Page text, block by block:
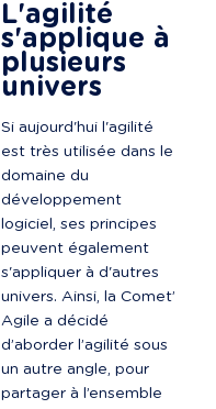
L'agilité
s'applique à
plusieurs
univers
Si aujourd'hui l'agilité
est très utilisée dans le
domaine du
développement
logiciel, ses principes
peuvent également
s'appliquer à d'autres
univers. Ainsi, la Comet’
Agile a décidé
d’aborder l’agilité sous
un autre angle, pour
partager à l’ensemble